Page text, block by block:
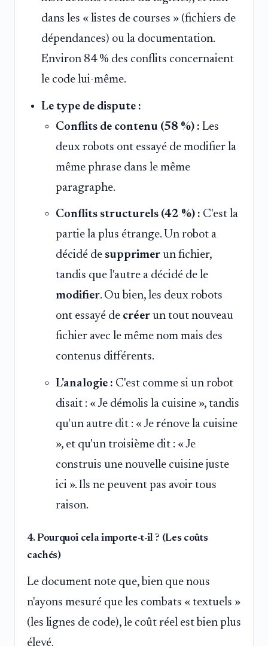
dans les « listes de courses » (fichiers de
dépendances) ou la documentation.
Environ 84 % des conflits concernaient
le code lui-même.
Le type de dispute :
Conflits de contenu (58 %) : Les
deux robots ont essayé de modifier la
même phrase dans le même
paragraphe.
Conflits structurels (42 %) : C'est la
partie la plus étrange. Un robot a
décidé de supprimer un fichier,
tandis que l'autre a décidé de le
modifier. Ou bien, les deux robots
ont essayé de créer un tout nouveau
fichier avec le même nom mais des
contenus différents.
L'analogie : C'est comme si un robot
disait : « Je démolis la cuisine », tandis
qu'un autre dit : « Je rénove la cuisine
», et qu'un troisième dit : « Je
construis une nouvelle cuisine juste
ici ». Ils ne peuvent pas avoir tous
raison.
4. Pourquoi cela importe-t-il ? (Les coûts
cachés)
Le document note que, bien que nous
n'ayons mesuré que les combats « textuels »
(les lignes de code), le coût réel est bien plus
élevé.